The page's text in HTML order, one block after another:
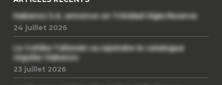
Habanos S.A. annonce un Trinidad Vigia Reserva
24 juillet 2026
Le Cohiba Talismán va rejoindre le catalogue
régulier Habanos
23 juillet 2026